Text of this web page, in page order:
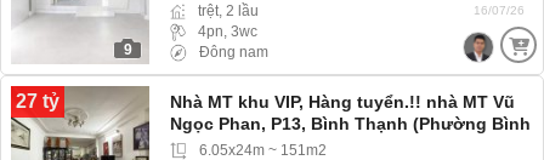
9
trệt, 2 lầu
4pn, 3wc
Đông nam
16/07/26
27 tỷ
Nhà MT khu VIP, Hàng tuyển.!! nhà MT Vũ
Ngọc Phan, P13, Bình Thạnh (Phường Bình
Lợi Trung) khu đồng bộ, dân trí cao
6.05x24m ~ 151m2